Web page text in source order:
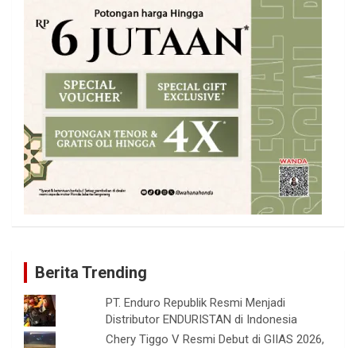
Berita Trending
PT. Enduro Republik Resmi Menjadi
Distributor ENDURISTAN di Indonesia
Chery Tiggo V Resmi Debut di GIIAS 2026,